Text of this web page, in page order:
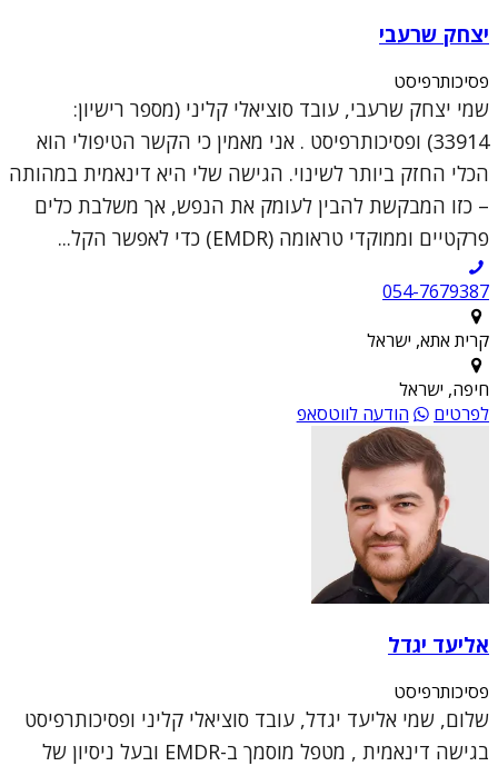
יצחק שרעבי
פסיכותרפיסט
שמי יצחק שרעבי, עובד סוציאלי קליני (מספר רישיון:
33914) ופסיכותרפיסט . אני מאמין כי הקשר הטיפולי הוא
הכלי החזק ביותר לשינוי. הגישה שלי היא דינאמית במהותה
– כזו המבקשת להבין לעומק את הנפש, אך משלבת כלים
פרקטיים וממוקדי טראומה (EMDR) כדי לאפשר הקל...
054-7679387
קרית אתא, ישראל
חיפה, ישראל
לפרטים
הודעה לווטסאפ
אליעד יגדל
פסיכותרפיסט
שלום, שמי אליעד יגדל, עובד סוציאלי קליני ופסיכותרפיסט
בגישה דינאמית , מטפל מוסמך ב-EMDR ובעל ניסיון של